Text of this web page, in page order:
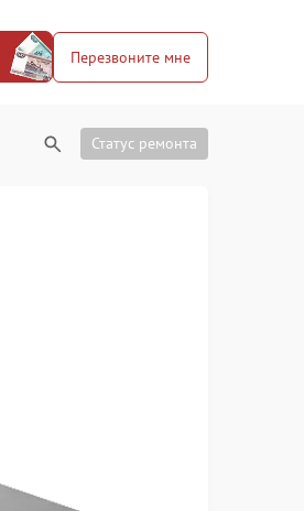
Перезвоните мне
Статус ремонта